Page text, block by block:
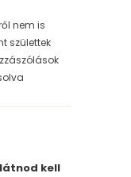
nem is
születtek
kell